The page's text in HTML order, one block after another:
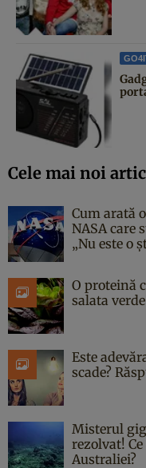
Cele mai noi
Cum arată
NASA care
„Nu este o
O proteină
salata
Este
scade?
Misterul
rezolvat!
Australiei?